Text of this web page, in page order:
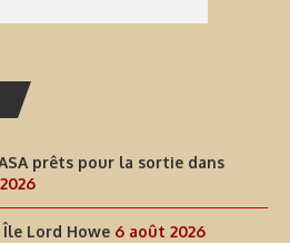
prêts pour la sortie dans
Lord Howe 6 août 2026